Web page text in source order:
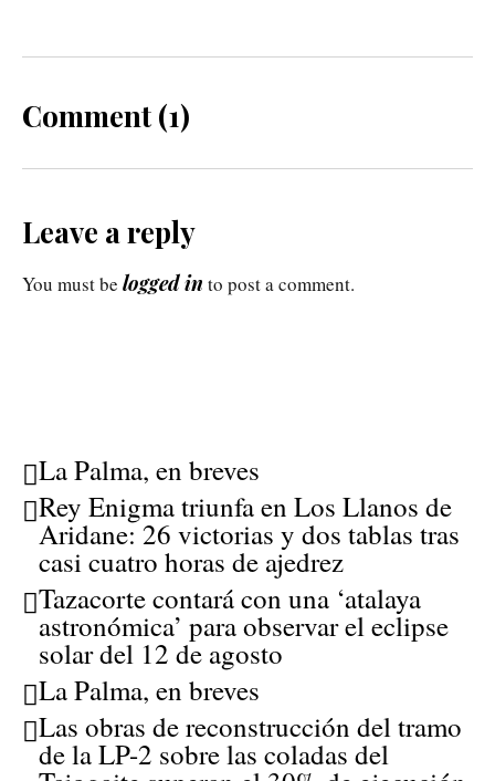
Comment (1)
Leave a reply
You must be logged in to post a comment.
La Palma, en breves
Rey Enigma triunfa en Los Llanos de
Aridane: 26 victorias y dos tablas tras
casi cuatro horas de ajedrez
Tazacorte contará con una ‘atalaya
astronómica’ para observar el eclipse
solar del 12 de agosto
La Palma, en breves
Las obras de reconstrucción del tramo
de la LP-2 sobre las coladas del